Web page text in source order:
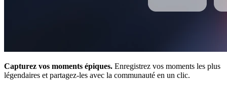
Capturez vos moments épiques. Enregistrez vos moments les plus
légendaires et partagez-les avec la communauté en un clic.